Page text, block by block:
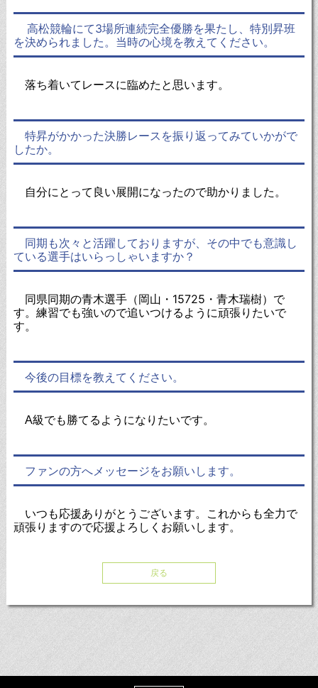
高松競輪にて3場所連続完全優勝を果たし、特別昇班
を決められました。当時の心境を教えてください。
落ち着いてレースに臨めたと思います。
特昇がかかった決勝レースを振り返ってみていかがで
したか。
自分にとって良い展開になったので助かりました。
同期も次々と活躍しておりますが、その中でも意識し
ている選手はいらっしゃいますか？
同県同期の青木選手（岡山・15725・青木瑞樹）で
す。練習でも強いので追いつけるように頑張りたいで
す。
今後の目標を教えてください。
A級でも勝てるようになりたいです。
ファンの方へメッセージをお願いします。
いつも応援ありがとうございます。これからも全力で
頑張りますので応援よろしくお願いします。
戻る